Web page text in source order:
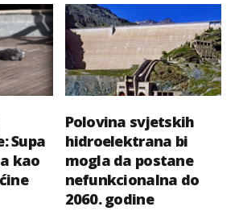
Supa
kao
Polovina svjetskih
hidroelektrana bi
mogla da postane
nefunkcionalna do
2060. godine